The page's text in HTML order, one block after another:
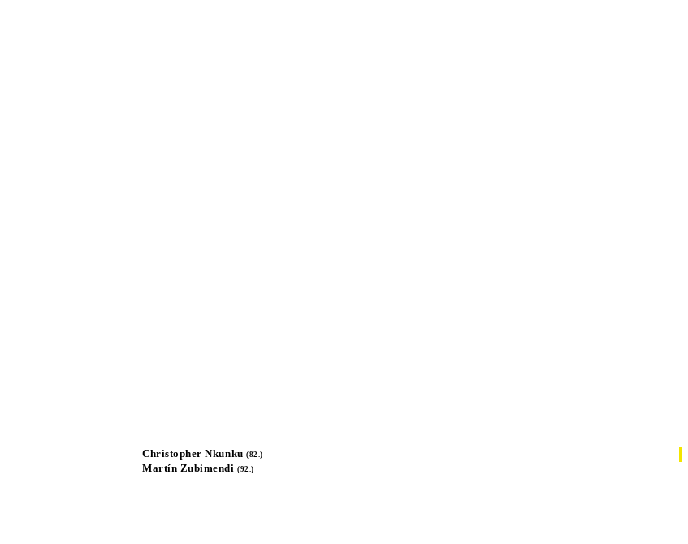
Christopher Nkunku(82.)
Martín Zubimendi(92.)